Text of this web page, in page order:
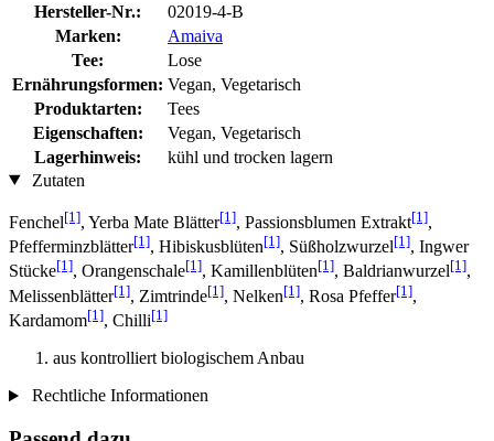
Hersteller-Nr.:
02019-4-B
Marken:
Amaiva
Tee:
Lose
Ernährungsformen: Vegan, Vegetarisch
Produktarten:
Tees
Eigenschaften:
Vegan, Vegetarisch
Lagerhinweis:
kühl und trocken lagern
Zutaten
Fenchel[1], Yerba Mate Blätter[1], Passionsblumen Extrakt[1],
Pfefferminzblätter[1], Hibiskusblüten[1], Süßholzwurzel[1], Ingwer
Stücke[1], Orangenschale[1], Kamillenblüten[1], Baldrianwurzel[1],
Melissenblätter[1], Zimtrinde[1], Nelken[1], Rosa Pfeffer[1],
Kardamom[1], Chilli[1]
aus kontrolliert biologischem Anbau
Rechtliche Informationen